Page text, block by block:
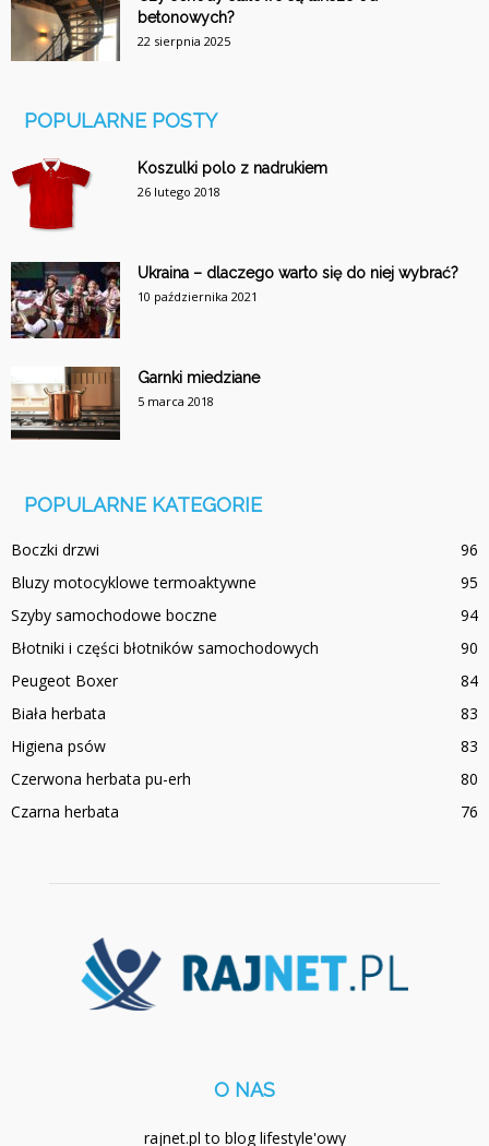
betonowych?
22 sierpnia 2025
POPULARNE POSTY
Koszulki polo z nadrukiem
26 lutego 2018
Ukraina – dlaczego warto się do niej wybrać?
10 października 2021
Garnki miedziane
5 marca 2018
POPULARNE KATEGORIE
Boczki drzwi
96
Bluzy motocyklowe termoaktywne
95
Szyby samochodowe boczne
94
Błotniki i części błotników samochodowych
90
Peugeot Boxer
84
Biała herbata
83
Higiena psów
83
Czerwona herbata pu-erh
80
Czarna herbata
76
O NAS
rajnet.pl to blog lifestyle'owy